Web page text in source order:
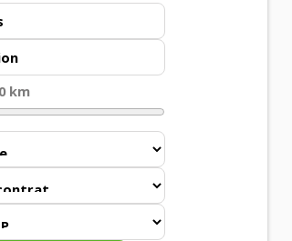
km